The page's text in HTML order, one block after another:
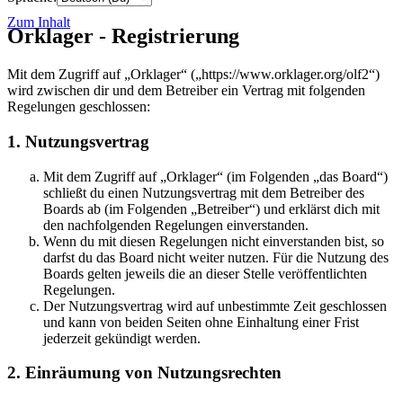
Zum Inhalt
Orklager - Registrierung
Mit dem Zugriff auf „Orklager“ („https://www.orklager.org/olf2“)
wird zwischen dir und dem Betreiber ein Vertrag mit folgenden
Regelungen geschlossen:
1. Nutzungsvertrag
Mit dem Zugriff auf „Orklager“ (im Folgenden „das Board“)
schließt du einen Nutzungsvertrag mit dem Betreiber des
Boards ab (im Folgenden „Betreiber“) und erklärst dich mit
den nachfolgenden Regelungen einverstanden.
Wenn du mit diesen Regelungen nicht einverstanden bist, so
darfst du das Board nicht weiter nutzen. Für die Nutzung des
Boards gelten jeweils die an dieser Stelle veröffentlichten
Regelungen.
Der Nutzungsvertrag wird auf unbestimmte Zeit geschlossen
und kann von beiden Seiten ohne Einhaltung einer Frist
jederzeit gekündigt werden.
2. Einräumung von Nutzungsrechten